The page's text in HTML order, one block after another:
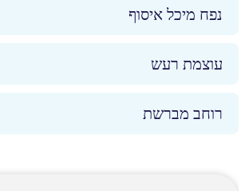
נפח מיכל איסוף
עוצמת רעש
רוחב מברשת